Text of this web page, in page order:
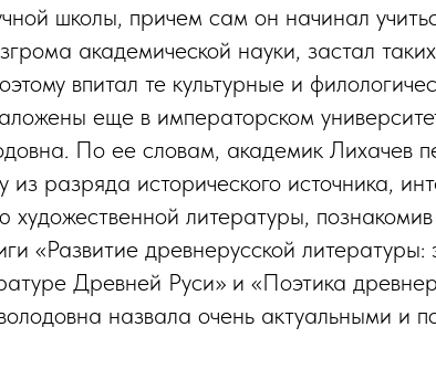
школы, причем сам он начинал
академической науки, застал
впитал те культурные и
еще в императорском
По ее словам, академик Лихачев
из разряда исторического источника,
художественной литературы,
«Развитие древнерусской литературы:
Древней Руси» и «Поэтика
назвала очень актуальными и